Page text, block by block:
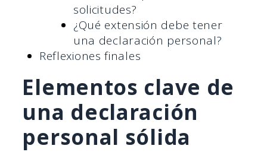
solicitudes?
¿Qué extensión debe tener
una declaración personal?
Reflexiones finales
Elementos clave de
una declaración
personal sólida